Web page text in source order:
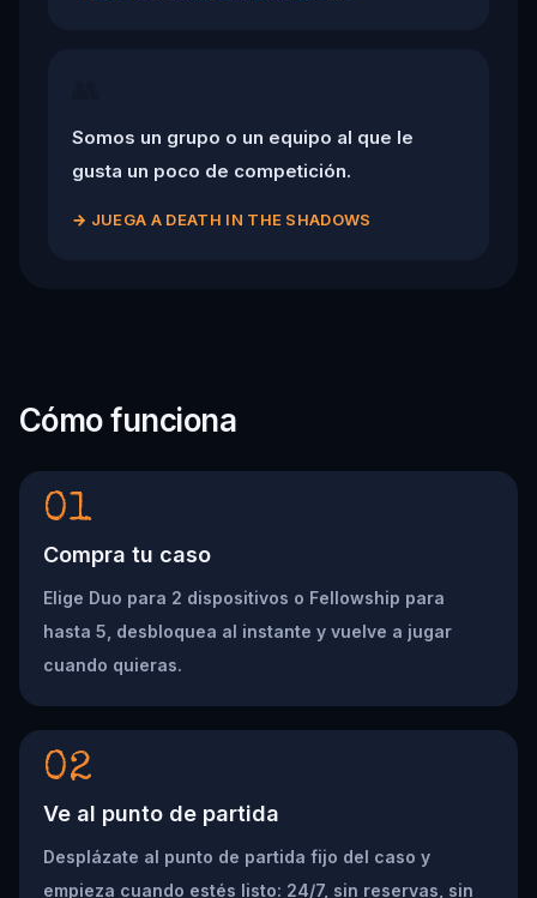
Somos un grupo o un equipo al que le
gusta un poco de competición.
→ JUEGA A DEATH IN THE SHADOWS
Cómo funciona
01
Compra tu caso
Elige Duo para 2 dispositivos o Fellowship para
hasta 5, desbloquea al instante y vuelve a jugar
cuando quieras.
02
Ve al punto de partida
Desplázate al punto de partida fijo del caso y
empieza cuando estés listo: 24/7, sin reservas, sin